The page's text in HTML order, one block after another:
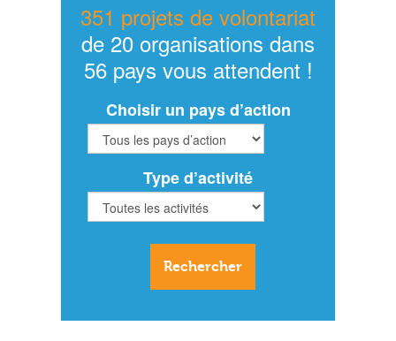
351 projets de volontariat
de 20 organisations dans
56 pays vous attendent !
Choisir un pays d’action
Type d’activité